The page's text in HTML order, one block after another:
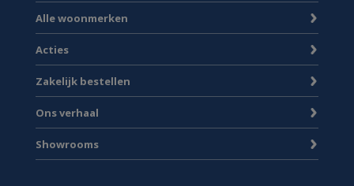
Alle woonmerken
Acties
Zakelijk bestellen
Ons verhaal
Showrooms